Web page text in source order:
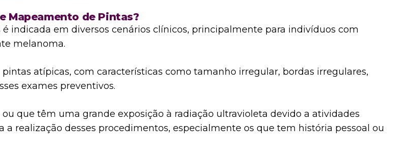
Mapeamento de Pintas?
indicada em diversos cenários clínicos, principalmente para indivíduos com
melanoma.
atípicas, com características como tamanho irregular, bordas irregulares,
exames preventivos.
que têm uma grande exposição à radiação ultravioleta devido a atividades
realização desses procedimentos, especialmente os que tem história pessoal ou